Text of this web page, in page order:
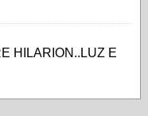
HILARION..LUZ E